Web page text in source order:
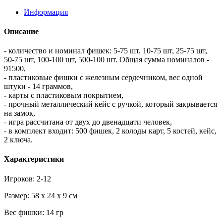
Информация
Описание
- количество и номинал фишек: 5-75 шт, 10-75 шт, 25-75 шт,
50-75 шт, 100-100 шт, 500-100 шт. Общая сумма номиналов -
91500,
- пластиковые фишки с железным сердечником, вес одной
штуки - 14 граммов,
- карты с пластиковым покрытием,
- прочный металлический кейс с ручкой, который закрывается
на замок,
- игра рассчитана от двух до двенадцати человек,
- в комплект входит: 500 фишек, 2 колоды карт, 5 костей, кейс,
2 ключа.
Характеристики
Игроков: 2-12
Размер: 58 x 24 x 9 см
Вес фишки: 14 гр